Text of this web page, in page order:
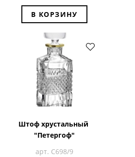
В КОРЗИНУ
Штоф хрустальный
"Петергоф"
арт. С698/9